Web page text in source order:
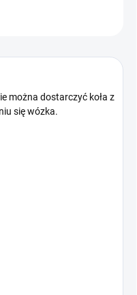
można dostarczyć koła z
się wózka.